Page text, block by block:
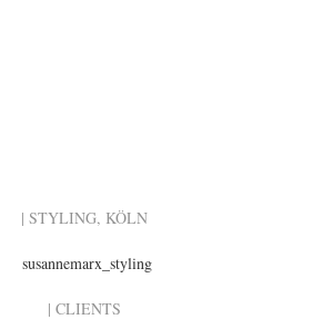
| STYLING, KÖLN
susannemarx_styling
| CLIENTS